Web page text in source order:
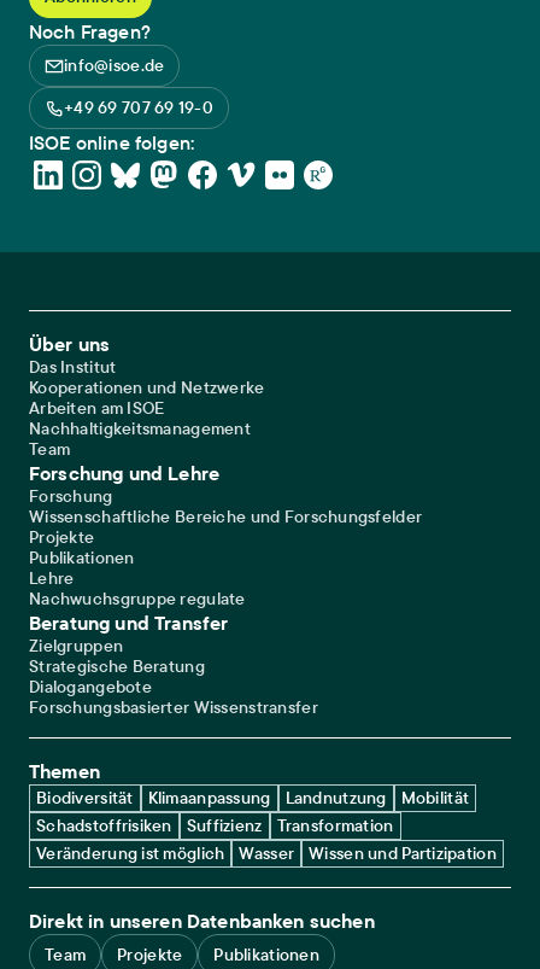
Noch Fragen?
info@isoe.de
+49 69 707 69 19-0
ISOE online folgen:
Footer Main Navigation
Über uns
Das Institut
Kooperationen und Netzwerke
Arbeiten am ISOE
Nachhaltigkeitsmanagement
Team
Forschung und Lehre
Forschung
Wissenschaftliche Bereiche und Forschungsfelder
Projekte
Publikationen
Lehre
Nachwuchsgruppe regulate
Beratung und Transfer
Zielgruppen
Strategische Beratung
Dialogangebote
Forschungsbasierter Wissenstransfer
Themen
Biodiversität Klimaanpassung Landnutzung
Mobilität
Schadstoffrisiken
Suffizienz
Transformation
Veränderung ist möglich
Wasser Wissen und Partizipation
Direkt in unseren Datenbanken suchen
Team Projekte Publikationen